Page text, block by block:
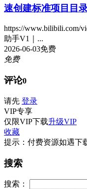
速创建标准项目目
https://www.bilibili.com/
助手V1｜...
2026-06-03免费
免费
评论0
请先 登录
VIP专享
仅限VIP下载升级VIP
收藏
提示：付费资源如遇下
搜索
搜索：